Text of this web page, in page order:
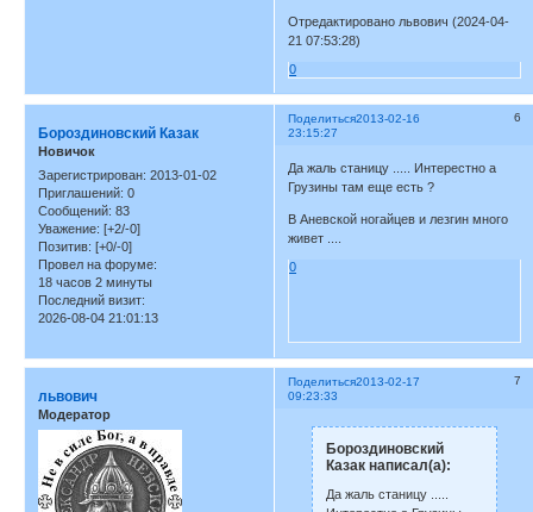
Отредактировано львович (2024-04-
21 07:53:28)
0
Поделиться 6
2013-02-16
23:15:27
Бороздиновский Казак
Новичок
Зарегистрирован: 2013-01-02
Приглашений: 0
Сообщений: 83
Уважение: [+2/-0]
Позитив: [+0/-0]
Провел на форуме:
18 часов 2 минуты
Последний визит:
2026-08-04 21:01:13
Да жаль станицу ..... Интерестно а
Грузины там еще есть ?
В Аневской ногайцев и лезгин много
живет ....
0
Поделиться 7
2013-02-17
09:23:33
львович
Модератор
Бороздиновский
Казак написал(а):
Да жаль станицу .....